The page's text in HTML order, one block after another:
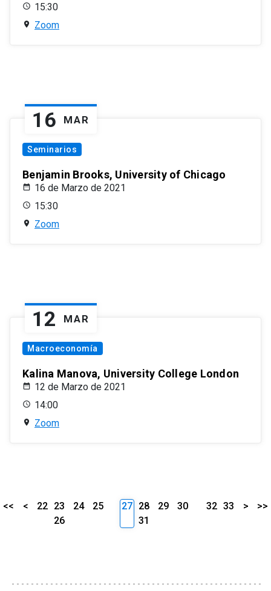
15:30
Zoom
16 MAR
Seminarios
Benjamin Brooks, University of Chicago
16 de Marzo de 2021
15:30
Zoom
12 MAR
Macroeconomía
Kalina Manova, University College London
12 de Marzo de 2021
14:00
Zoom
<< < 22 23 24
25
26
27 28 29
30
31
32 33 > >>